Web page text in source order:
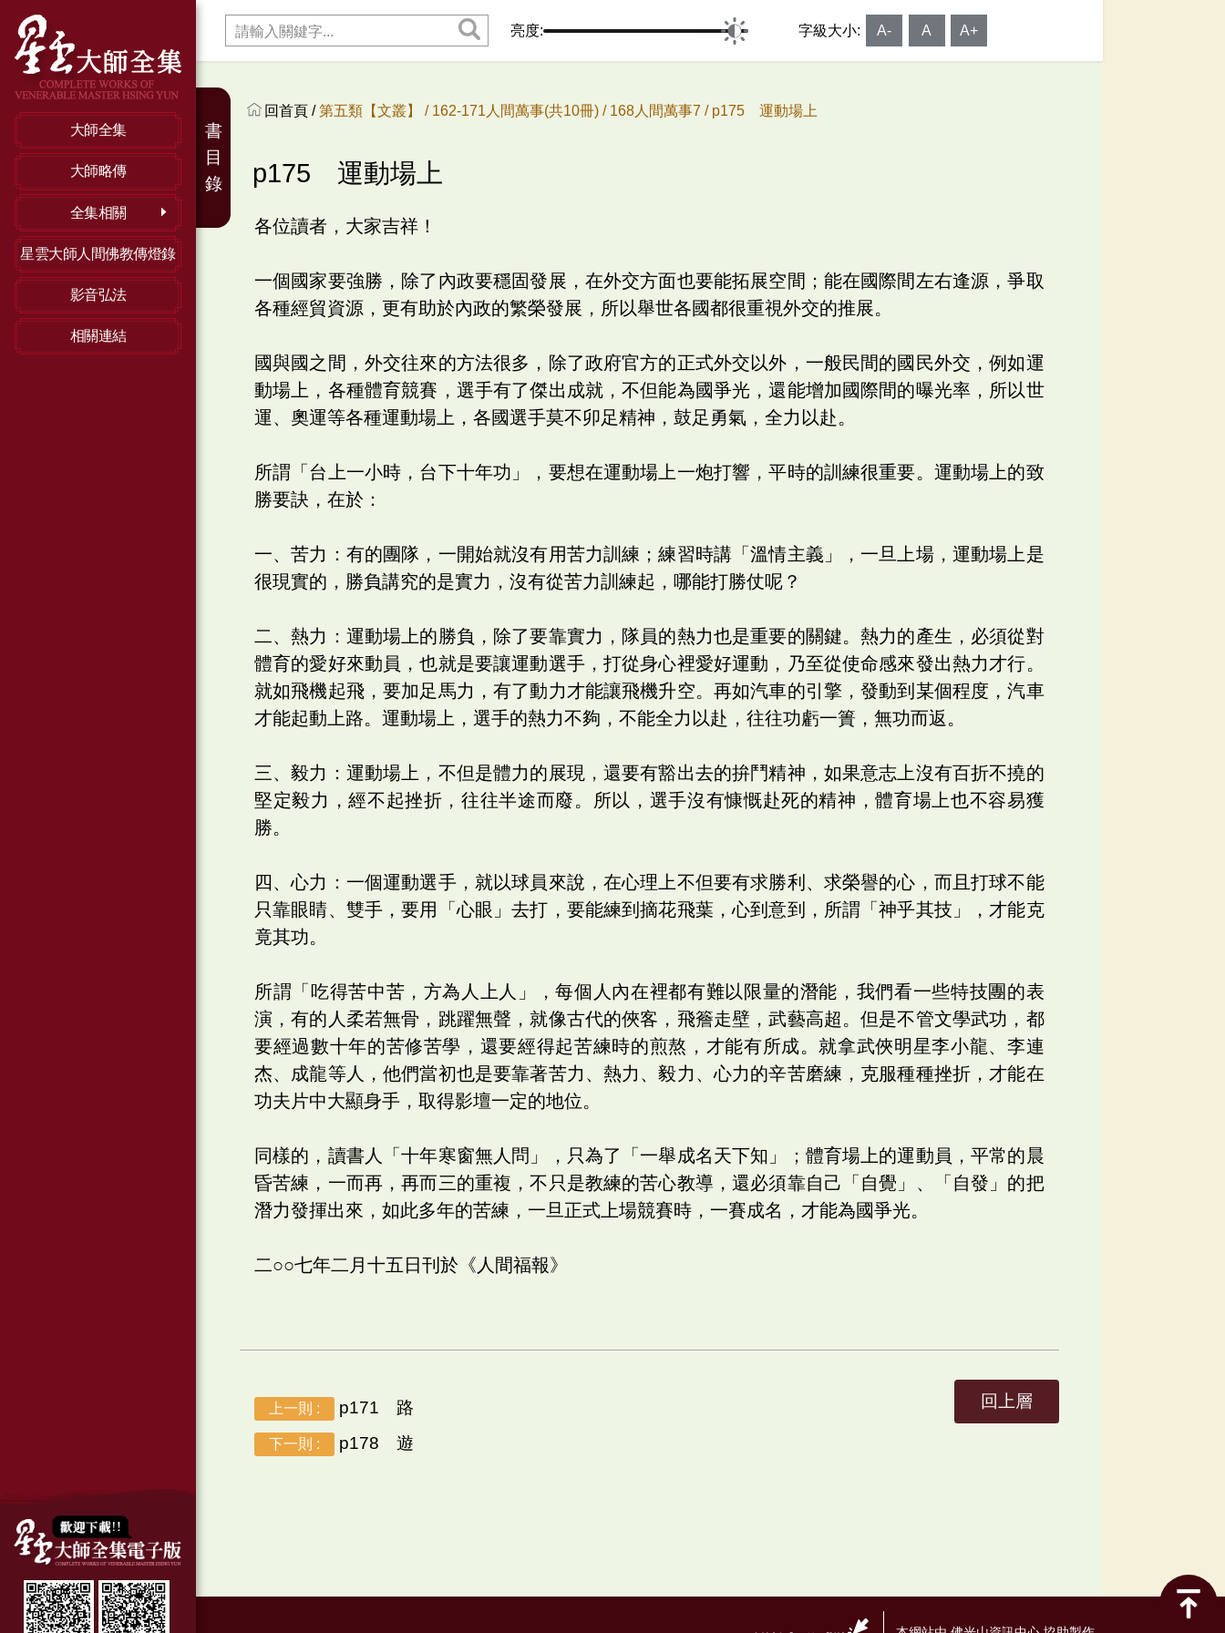
大師全集
大師略傳
全集相關
星雲大師人間佛教傳燈錄
影音弘法
相關連結
亮度: 字級大小: A- A A+
回首頁 /第五類【文叢】 / 162-171人間萬事(共10冊) / 168人間萬事7 / p175 運動場上
p175 運動場上
各位讀者，大家吉祥！
一個國家要強勝，除了內政要穩固發展，在外交方面也要能拓展空間；能在國際間左右逢源，爭取
各種經貿資源，更有助於內政的繁榮發展，所以舉世各國都很重視外交的推展。
國與國之間，外交往來的方法很多，除了政府官方的正式外交以外，一般民間的國民外交，例如運
動場上，各種體育競賽，選手有了傑出成就，不但能為國爭光，還能增加國際間的曝光率，所以世
運、奧運等各種運動場上，各國選手莫不卯足精神，鼓足勇氣，全力以赴。
所謂「台上一小時，台下十年功」，要想在運動場上一炮打響，平時的訓練很重要。運動場上的致
勝要訣，在於：
一、苦力：有的團隊，一開始就沒有用苦力訓練；練習時講「溫情主義」，一旦上場，運動場上是
很現實的，勝負講究的是實力，沒有從苦力訓練起，哪能打勝仗呢？
二、熱力：運動場上的勝負，除了要靠實力，隊員的熱力也是重要的關鍵。熱力的產生，必須從對
體育的愛好來動員，也就是要讓運動選手，打從身心裡愛好運動，乃至從使命感來發出熱力才行。
就如飛機起飛，要加足馬力，有了動力才能讓飛機升空。再如汽車的引擎，發動到某個程度，汽車
才能起動上路。運動場上，選手的熱力不夠，不能全力以赴，往往功虧一簣，無功而返。
三、毅力：運動場上，不但是體力的展現，還要有豁出去的拚鬥精神，如果意志上沒有百折不撓的
堅定毅力，經不起挫折，往往半途而廢。所以，選手沒有慷慨赴死的精神，體育場上也不容易獲
勝。
四、心力：一個運動選手，就以球員來說，在心理上不但要有求勝利、求榮譽的心，而且打球不能
只靠眼睛、雙手，要用「心眼」去打，要能練到摘花飛葉，心到意到，所謂「神乎其技」，才能克
竟其功。
所謂「吃得苦中苦，方為人上人」，每個人內在裡都有難以限量的潛能，我們看一些特技團的表
演，有的人柔若無骨，跳躍無聲，就像古代的俠客，飛簷走壁，武藝高超。但是不管文學武功，都
要經過數十年的苦修苦學，還要經得起苦練時的煎熬，才能有所成。就拿武俠明星李小龍、李連
杰、成龍等人，他們當初也是要靠著苦力、熱力、毅力、心力的辛苦磨練，克服種種挫折，才能在
功夫片中大顯身手，取得影壇一定的地位。
同樣的，讀書人「十年寒窗無人問」，只為了「一舉成名天下知」；體育場上的運動員，平常的晨
昏苦練，一而再，再而三的重複，不只是教練的苦心教導，還必須靠自己「自覺」、「自發」的把
潛力發揮出來，如此多年的苦練，一旦正式上場競賽時，一賽成名，才能為國爭光。
二○○七年二月十五日刊於《人間福報》
上一則 : p171 路
下一則 : p178 遊
回上層
書
目
錄